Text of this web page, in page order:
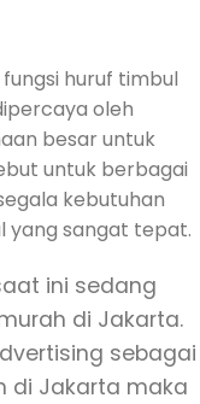
huruf timbul
oleh
besar untuk
untuk berbagai
kebutuhan
yang sangat tepat.
ini sedang
di Jakarta.
sebagai
di Jakarta maka